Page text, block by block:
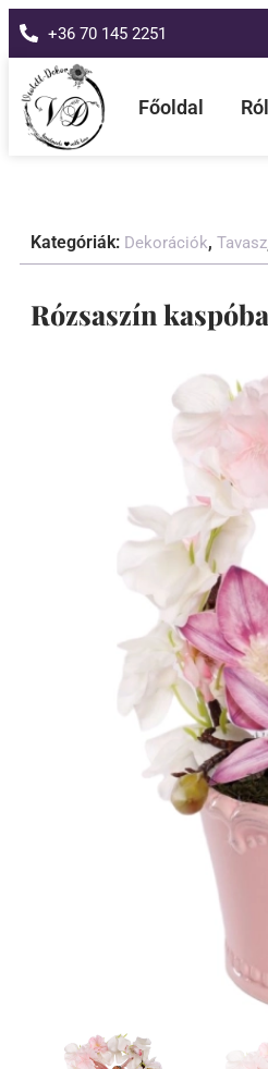
+36 70 145 2251
Főoldal
Kategóriák: Dekorációk, Tavasz
Rózsaszín